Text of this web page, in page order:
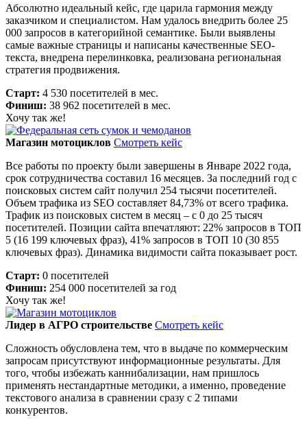
Абсолютно идеальный кейс, где царила гармония между
заказчиком и специалистом. Нам удалось внедрить более 25
000 запросов в категорийной семантике. Были выявлены
самые важные страницы и написаны качественные SEO-
текста, внедрена перелинковка, реализована региональная
стратегия продвижения.
Старт: 4 530 посетителей в мес.
Финиш: 38 962 посетителей в мес.
Хочу так же!
Магазин мотоциклов Смотреть кейс
Все работы по проекту были завершены в Январе 2022 года,
срок сотрудничества составил 16 месяцев. За последний год с
поисковых систем сайт получил 254 тысячи посетителей.
Объем трафика из SEO составляет 84,73% от всего трафика.
Трафик из поисковых систем в месяц – с 0 до 25 тысяч
посетителей. Позиции сайта впечатляют: 22% запросов в ТОП
5 (16 199 ключевых фраз), 41% запросов в ТОП 10 (30 855
ключевых фраз). Динамика видимости сайта показывает рост.
Старт: 0 посетителей
Финиш: 254 000 посетителей за год
Хочу так же!
Лидер в АГРО строительстве Смотреть кейс
Сложность обусловлена тем, что в выдаче по коммерческим
запросам присутствуют информационные результаты. Для
того, чтобы избежать каннибализации, нам пришлось
применять нестандартные методики, а именно, проведение
текстового анализа в сравнении сразу с 2 типами
конкурентов.